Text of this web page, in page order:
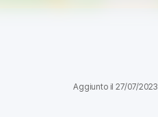
Aggiunto il 27/07/2023